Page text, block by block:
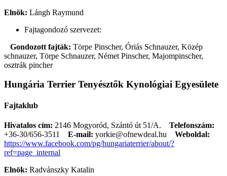
Elnök: Lángh Raymund
Fajtagondozó szervezet:
Gondozott fajták: Törpe Pinscher, Óriás Schnauzer, Közép
schnauzer, Törpe Schnauzer, Német Pinscher, Majompinscher,
osztrák pincher
Hungária Terrier Tenyésztők Kynológiai Egyesülete
Fajtaklub
Hivatalos cím: 2146 Mogyoród, Szántó út 51/A. Telefonszám:
+36-30/656-3511
E-mail: yorkie@ofnewdeal.hu
Weboldal:
https://www.facebook.com/pg/hungariaterrier/about/?
ref=page_internal
Elnök: Radvánszky Katalin